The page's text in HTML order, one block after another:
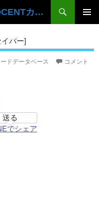
魔法少女リリカルなのはINNOCENTカードデータベース
イ
ン
バー]
ドデータベース
コメント
送る